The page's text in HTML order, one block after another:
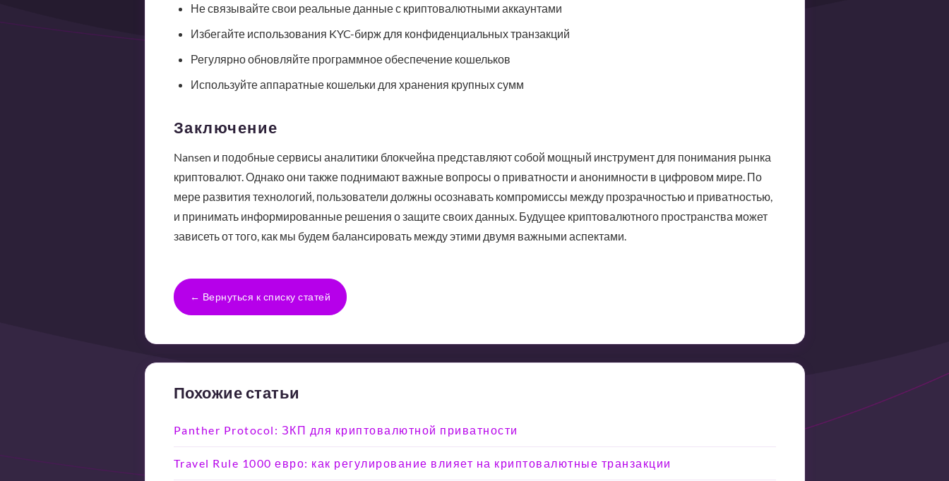
Не связывайте свои реальные данные с криптовалютными аккаунтами
Избегайте использования KYC-бирж для конфиденциальных транзакций
Регулярно обновляйте программное обеспечение кошельков
Используйте аппаратные кошельки для хранения крупных сумм
Заключение
Nansen и подобные сервисы аналитики блокчейна представляют собой мощный инструмент для понимания рынка
криптовалют. Однако они также поднимают важные вопросы о приватности и анонимности в цифровом мире. По
мере развития технологий, пользователи должны осознавать компромиссы между прозрачностью и приватностью,
и принимать информированные решения о защите своих данных. Будущее криптовалютного пространства может
зависеть от того, как мы будем балансировать между этими двумя важными аспектами.
← Вернуться к списку статей
Похожие статьи
Panther Protocol: ЗКП для криптовалютной приватности
Travel Rule 1000 евро: как регулирование влияет на криптовалютные транзакции